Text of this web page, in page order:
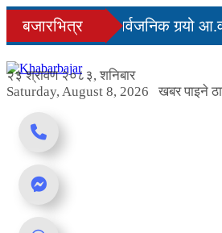
Skip
content
बजारभित्र
सरकारले सार्वजनिक गर्‍यो
२३ श्रावण २०८३, शनिबार
Saturday, August 8, 2026
खबर पाइने